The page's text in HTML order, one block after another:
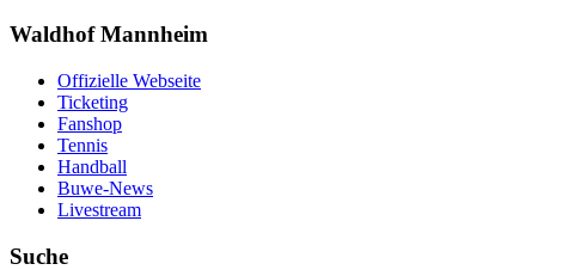
Waldhof Mannheim
Offizielle Webseite
Ticketing
Fanshop
Tennis
Handball
Buwe-News
Livestream
Suche